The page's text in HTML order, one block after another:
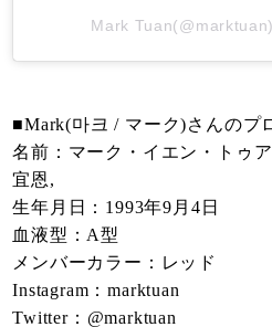
Mark
■Mark(마크 / マーク)さんのプ
名前：マーク・イエン・トゥ
宜恩,
生年月日：1993年9月4日
血液型：A型
メンバーカラー：レッド
Instagram：marktuan
Twitter：@marktuan